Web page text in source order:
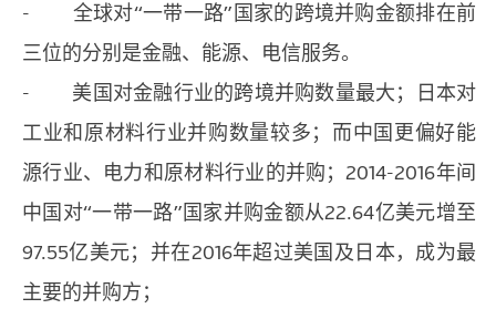
- 全球对“一带一路”国家的跨境并购金额排在前
三位的分别是金融、能源、电信服务。
- 美国对金融行业的跨境并购数量最大；日本对
工业和原材料行业并购数量较多；而中国更偏好能
源行业、电力和原材料行业的并购；2014-2016年间
中国对“一带一路”国家并购金额从22.64亿美元增至
97.55亿美元；并在2016年超过美国及日本，成为最
主要的并购方；